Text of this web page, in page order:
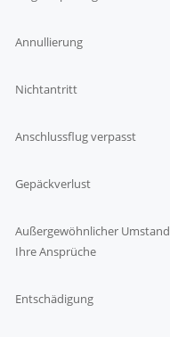
Annullierung
Nichtantritt
Anschlussflug verpasst
Gepäckverlust
Außergewöhnlicher Umstand
Ihre Ansprüche
Entschädigung